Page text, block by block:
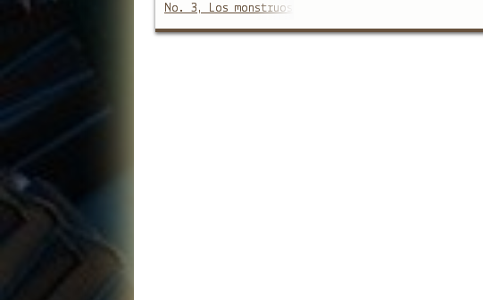
No. 3, Los monstruos extraterrestres de Cisco Grove